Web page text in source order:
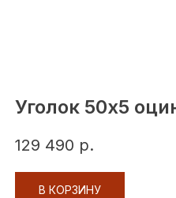
Уголок 50х5
129 490 р.
В КОРЗИНУ